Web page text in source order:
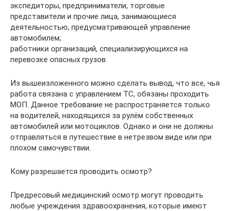
экспедиторы, предприниматели, торговые
представители и прочие лица, занимающиеся
деятельностью, предусматривающей управление
автомобилем;
работники организаций, специализирующихся на
перевозке опасных грузов.
Из вышеизложенного можно сделать вывод, что все, чья
работа связана с управлением ТС, обязаны проходить
МОП. Данное требование не распространяется только
на водителей, находящихся за рулём собственных
автомобилей или мотоциклов. Однако и они не должны
отправляться в путешествие в нетрезвом виде или при
плохом самочувствии.
Кому разрешается проводить осмотр?
Предресовый медицинский осмотр могут проводить
любые учреждения здравоохранения, которые имеют